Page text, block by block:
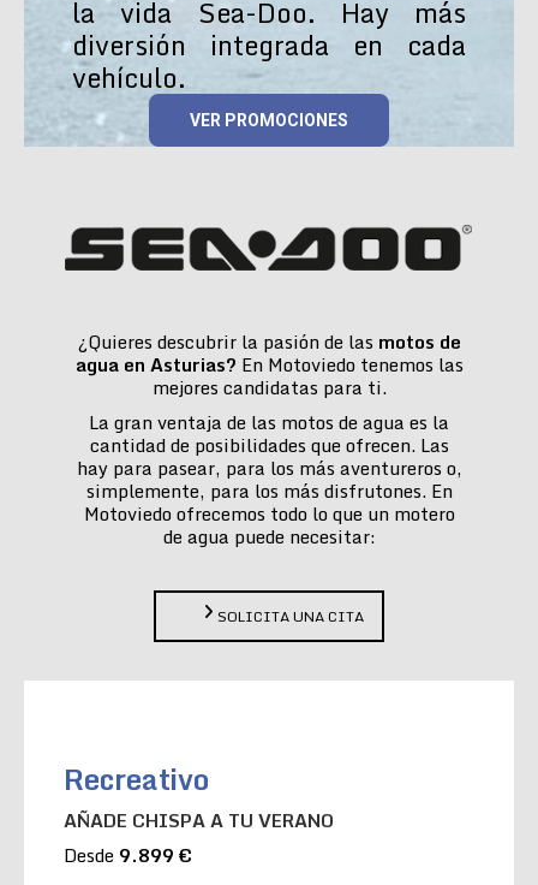
la vida Sea-Doo. Hay más
diversión integrada en cada
vehículo.
VER PROMOCIONES
¿Quieres descubrir la pasión de las motos de
agua en Asturias? En Motoviedo tenemos las
mejores candidatas para ti.
La gran ventaja de las motos de agua es la
cantidad de posibilidades que ofrecen. Las
hay para pasear, para los más aventureros o,
simplemente, para los más disfrutones. En
Motoviedo ofrecemos todo lo que un motero
de agua puede necesitar:
SOLICITA UNA CITA
Recreativo
AÑADE CHISPA A TU VERANO
Desde 9.899 €